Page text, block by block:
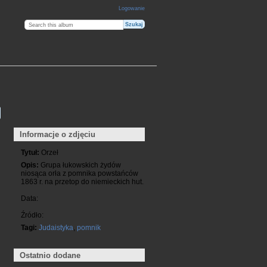
Logowanie
Informacje o zdjęciu
Tytuł: Orzeł
Opis: Grupa łukowskich żydów
niosąca orła z pomnika powstańców
1863 r. na przetop do niemieckich hut.
Data:
Źródło:
Tagi: Judaistyka pomnik
Ostatnio dodane